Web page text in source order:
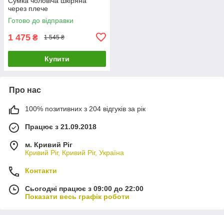
через плече
Готово до відправки
1 475 ₴ 1 545 ₴
Купити
Про нас
100% позитивних з 204 відгуків за рік
Працює з 21.09.2018
м. Кривий Ріг
Кривий Ріг, Кривий Ріг, Україна
Контакти
Сьогодні працює з 09:00 до 22:00
Показати весь графік роботи